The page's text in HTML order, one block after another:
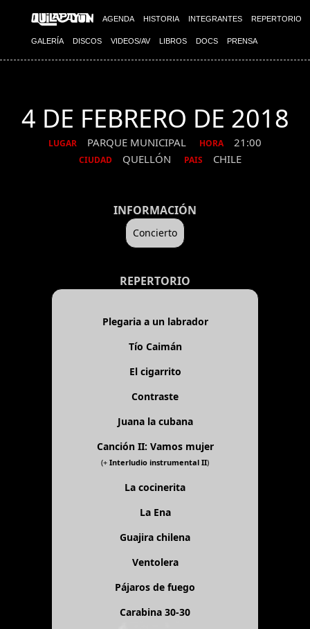
AGENDA HISTORIA INTEGRANTES REPERTORIO
GALERÍA DISCOS VIDEOS/AV LIBROS DOCS PRENSA
4 DE FEBRERO DE 2018
LUGAR PARQUE MUNICIPAL HORA 21:00
CIUDAD QUELLÓN PAIS CHILE
INFORMACIÓN
Concierto
REPERTORIO
Plegaria a un labrador
Tío Caimán
El cigarrito
Contraste
Juana la cubana
Canción II: Vamos mujer
(+ Interludio instrumental II)
La cocinerita
La Ena
Guajira chilena
Ventolera
Pájaros de fuego
Carabina 30-30